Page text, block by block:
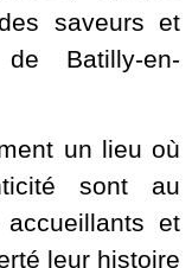
saveurs et
Batilly-en-
un lieu où
sont au
et
leur histoire